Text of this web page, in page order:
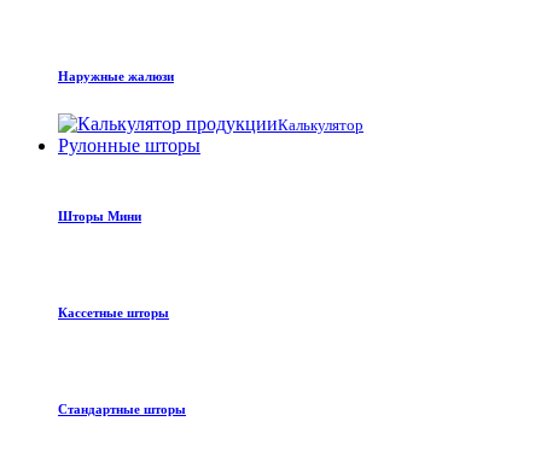
Наружные жалюзи
Калькулятор
Рулонные шторы
Шторы Мини
Кассетные шторы
Стандартные шторы